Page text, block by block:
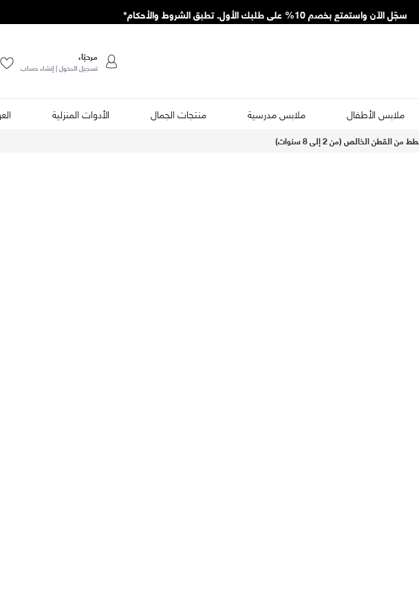
سجّل الآن واستمتع بخصم 10% على طلبك الأول. تطبق الشروط والأحكام*
مرحبًا،
تسجيل الدخول | إنشاء حساب
ملابس الأطفال ملابس مدرسية منتجات الجمال الأدوات المنزلية
الخالص (من 2 إلى 8 سنوات)